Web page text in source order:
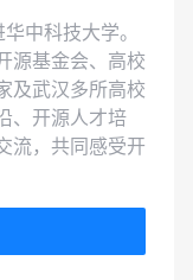
中科技大学。
源基金会、高校
及武汉多所高校
、开源人才培
流，共同感受开